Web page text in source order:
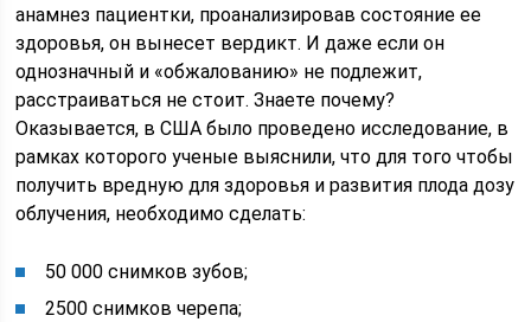
анамнез пациентки, проанализировав состояние ее
здоровья, он вынесет вердикт. И даже если он
однозначный и «обжалованию» не подлежит,
расстраиваться не стоит. Знаете почему?
Оказывается, в США было проведено исследование, в
рамках которого ученые выяснили, что для того чтобы
получить вредную для здоровья и развития плода дозу
облучения, необходимо сделать:
50 000 снимков зубов;
2500 снимков черепа;